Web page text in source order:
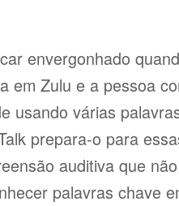
envergonhado
em Zulu e a pessoa
usando várias
prepara-o para
auditiva que
palavras chave